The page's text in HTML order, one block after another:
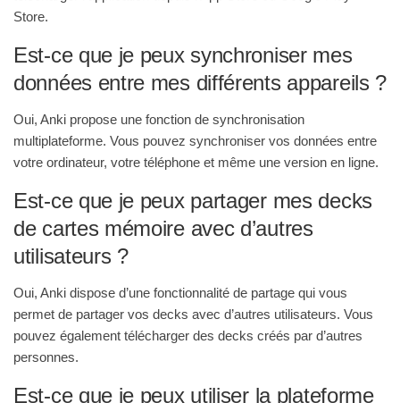
Store.
Est-ce que je peux synchroniser mes
données entre mes différents appareils ?
Oui, Anki propose une fonction de synchronisation
multiplateforme. Vous pouvez synchroniser vos données entre
votre ordinateur, votre téléphone et même une version en ligne.
Est-ce que je peux partager mes decks
de cartes mémoire avec d’autres
utilisateurs ?
Oui, Anki dispose d’une fonctionnalité de partage qui vous
permet de partager vos decks avec d’autres utilisateurs. Vous
pouvez également télécharger des decks créés par d’autres
personnes.
Est-ce que je peux utiliser la plateforme